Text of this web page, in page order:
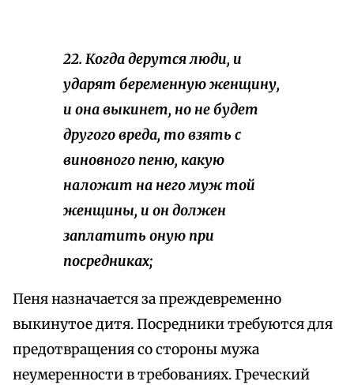
22. Когда дерутся люди, и
ударят беременную женщину,
и она выкинет, но не будет
другоговреда, то взять с
виновногопеню, какую
наложит на него муж той
женщины, и он должен
заплатить оную при
посредниках;
Пеня назначается за преждевременно
выкинутое дитя. Посредники требуются для
предотвращения со стороны мужа
неумеренности в требованиях. Греческий